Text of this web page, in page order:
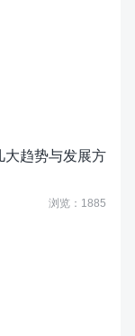
大趋势与发展方
浏览：1885